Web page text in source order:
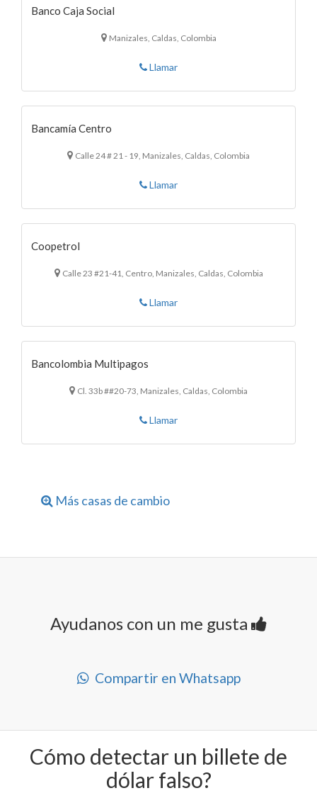
Banco Caja Social
Manizales, Caldas, Colombia
Llamar
Bancamía Centro
Calle 24 # 21 - 19, Manizales, Caldas, Colombia
Llamar
Coopetrol
Calle 23 #21-41, Centro, Manizales, Caldas, Colombia
Llamar
Bancolombia Multipagos
Cl. 33b ##20-73, Manizales, Caldas, Colombia
Llamar
Más casas de cambio
Ayudanos con un me gusta
Compartir en Whatsapp
Cómo detectar un billete de
dólar falso?